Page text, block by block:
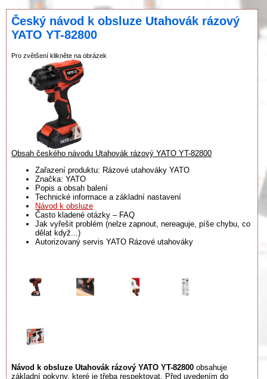
Český návod k obsluze Utahovák rázový
YATO YT-82800
Pro zvětšení klikněte na obrázek
Obsah českého návodu Utahovák rázový YATO YT-82800
Zařazení produktu: Rázové utahováky YATO
Značka: YATO
Popis a obsah balení
Technické informace a základní nastavení
Návod k obsluze
Často kladené otázky – FAQ
Jak vyřešit problém (nelze zapnout, nereaguje, píše chybu, co
dělat když...)
Autorizovaný servis YATO Rázové utahováky
Návod k obsluze Utahovák rázový YATO YT-82800 obsahuje
základní pokyny, které je třeba respektovat. Před uvedením do